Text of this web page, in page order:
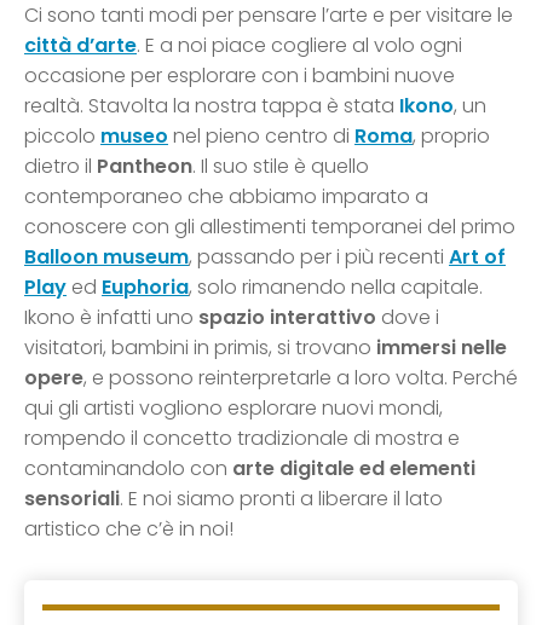
Ci sono tanti modi per pensare l’arte e per visitare le
città d’arte. E a noi piace cogliere al volo ogni
occasione per esplorare con i bambini nuove
realtà. Stavolta la nostra tappa è stata Ikono, un
piccolo museo nel pieno centro di Roma, proprio
dietro il Pantheon. Il suo stile è quello
contemporaneo che abbiamo imparato a
conoscere con gli allestimenti temporanei del primo
Balloon museum, passando per i più recenti Art of
Play ed Euphoria, solo rimanendo nella capitale.
Ikono è infatti uno spazio interattivo dove i
visitatori, bambini in primis, si trovano immersi nelle
opere, e possono reinterpretarle a loro volta. Perché
qui gli artisti vogliono esplorare nuovi mondi,
rompendo il concetto tradizionale di mostra e
contaminandolo con arte digitale ed elementi
sensoriali. E noi siamo pronti a liberare il lato
artistico che c’è in noi!